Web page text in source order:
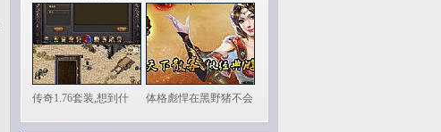
传奇1.76套装,想到什 体格彪悍在黑野猪不会